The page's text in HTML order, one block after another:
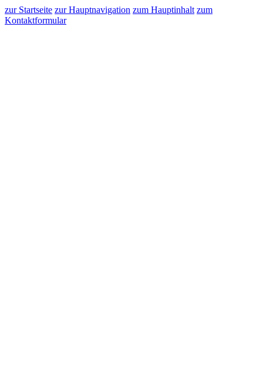
zur Startseite zur Hauptnavigation zum Hauptinhalt zum
Kontaktformular